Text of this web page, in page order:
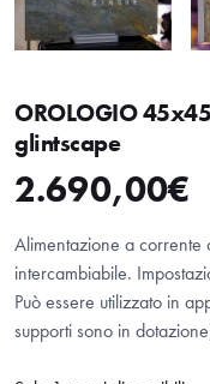
OROLOGIO
glintscape
2.690,00€
Alimentazione a corrente
intercambiabile.
Può essere utilizzato in
supporti sono in